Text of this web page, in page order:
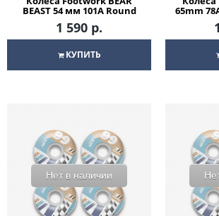
BEAST 54 мм 101A Round
для скейтборда
1 590 р.
КУПИТЬ
65mm
Нет в наличии